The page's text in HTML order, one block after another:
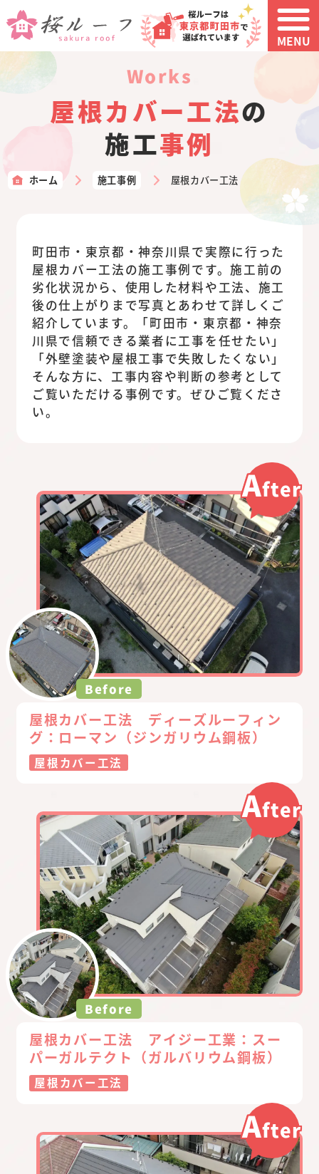
MENU
works
屋根カバー工法の
施工事例
ホーム 施工事例 屋根カバー工法
町田市・東京都・神奈川県で実際に行った
屋根カバー工法の施工事例です。施工前の
劣化状況から、使用した材料や工法、施工
後の仕上がりまで写真とあわせて詳しくご
紹介しています。「町田市・東京都・神奈
川県で信頼できる業者に工事を任せたい」
「外壁塗装や屋根工事で失敗したくない」
そんな方に、工事内容や判断の参考として
ご覧いただける事例です。ぜひご覧くださ
い。
After
Before
屋根カバー工法 ディーズルーフィン
グ：ローマン（ジンガリウム鋼板）
屋根カバー工法
After
Before
屋根カバー工法 アイジー工業：スー
パーガルテクト（ガルバリウム鋼板）
屋根カバー工法
After